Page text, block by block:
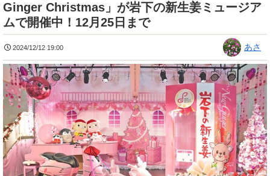
Ginger Christmas」が岩下の新生姜ミュージア
ムで開催中！12月25日まで
2024/12/12 19:00 あさ